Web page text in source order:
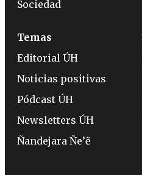
Sociedad
Temas
Editorial ÚH
Noticias positivas
Pódcast ÚH
Newsletters ÚH
Ñandejara Ñe’ẽ